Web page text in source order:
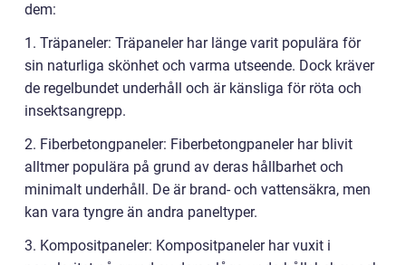
dem:
1. Träpaneler: Träpaneler har länge varit populära för
sin naturliga skönhet och varma utseende. Dock kräver
de regelbundet underhåll och är känsliga för röta och
insektsangrepp.
2. Fiberbetongpaneler: Fiberbetongpaneler har blivit
alltmer populära på grund av deras hållbarhet och
minimalt underhåll. De är brand- och vattensäkra, men
kan vara tyngre än andra paneltyper.
3. Kompositpaneler: Kompositpaneler har vuxit i